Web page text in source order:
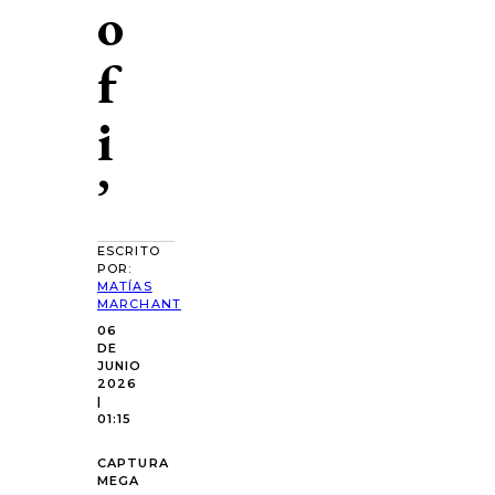
o
f
i
’
ESCRITO
POR:
MATÍAS
MARCHANT
06
DE
JUNIO
2026
|
01:15
CAPTURA
MEGA